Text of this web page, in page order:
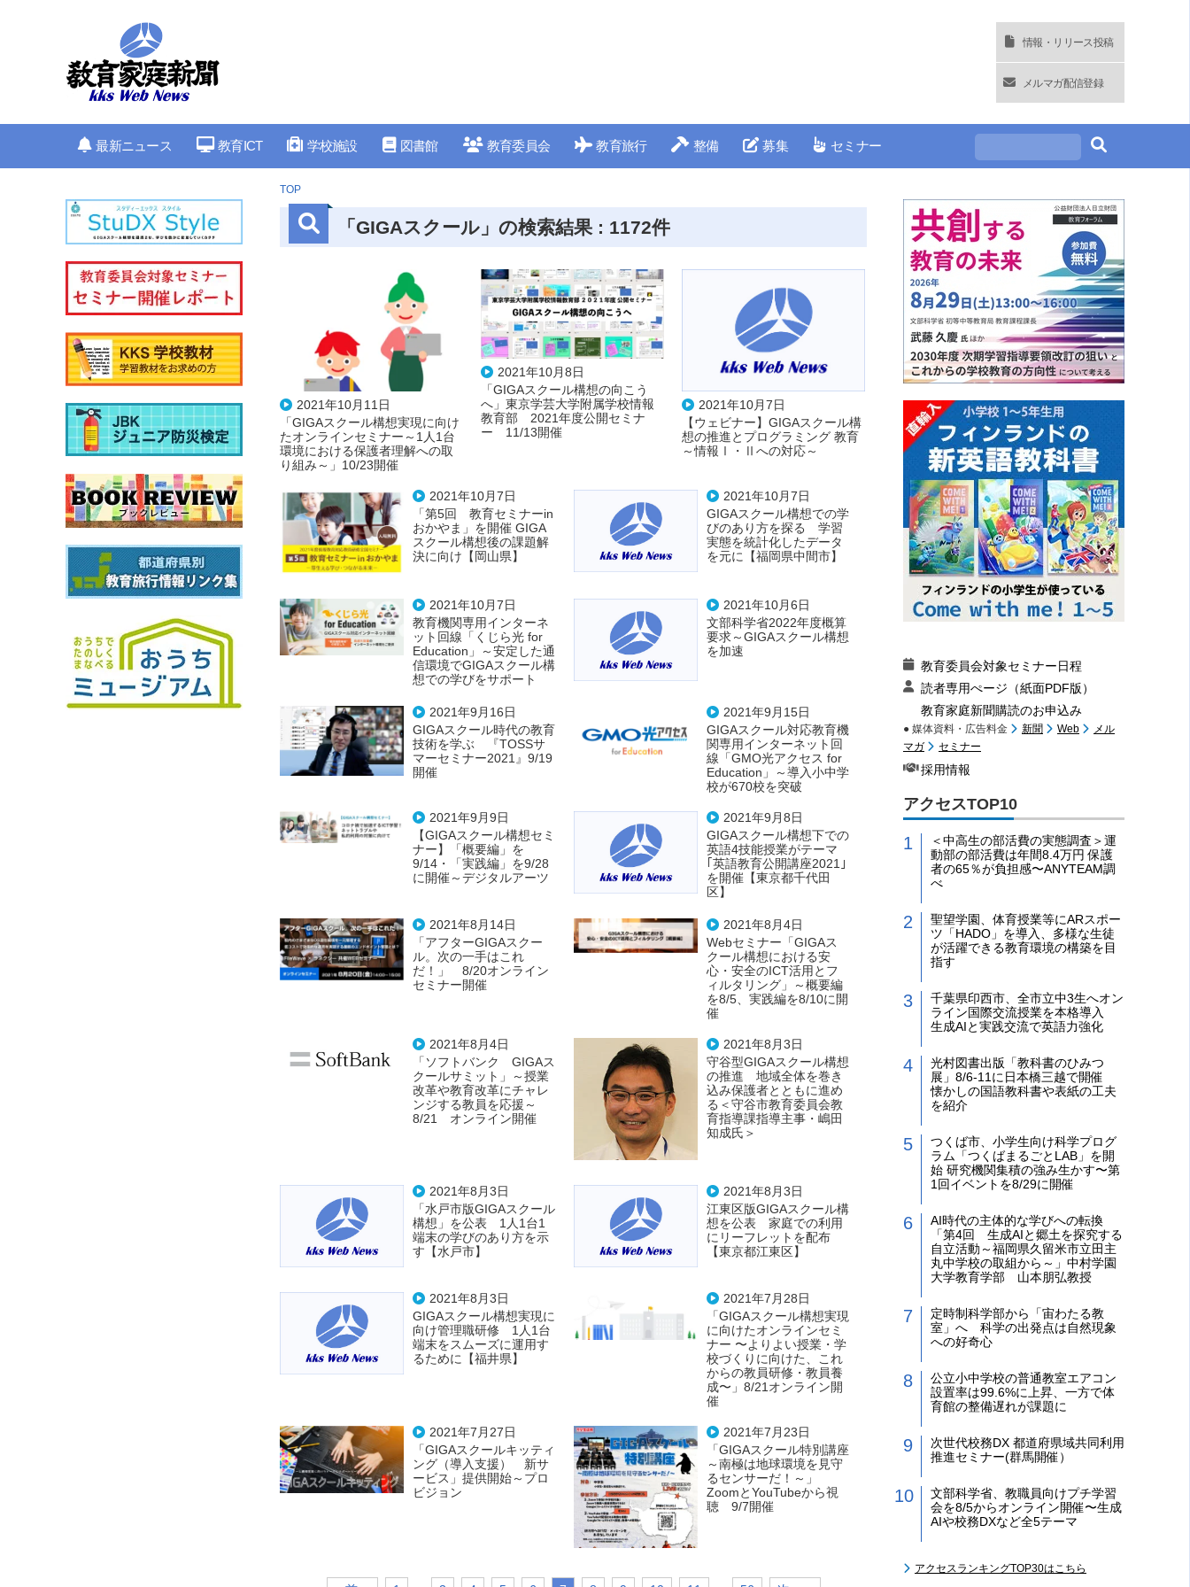
情報・リリース投稿
メルマガ配信登録
最新ニュース 教育ICT 学校施設 図書館 教育委員会 教育旅行 整備 募集 セミナー
TOP
「GIGAスクール」の検索結果 : 1172件
2021年10月11日
「GIGAスクール構想実現に向け
たオンラインセミナー～1人1台
環境における保護者理解への取
り組み～」10/23開催
2021年10月8日
「GIGAスクール構想の向こう
へ」東京学芸大学附属学校情報
教育部 2021年度公開セミナ
ー 11/13開催
2021年10月7日
【ウェビナー】GIGAスクール構
想の推進とプログラミング 教育
～情報Ⅰ・Ⅱへの対応～
2021年10月7日
「第5回 教育セミナーin
おかやま」を開催 GIGA
スクール構想後の課題解
決に向け【岡山県】
2021年10月7日
GIGAスクール構想での学
びのあり方を探る 学習
実態を統計化したデータ
を元に【福岡県中間市】
2021年10月7日
教育機関専用インターネ
ット回線「くじら光 for
Education」～安定した通
信環境でGIGAスクール構
想での学びをサポート
2021年10月6日
文部科学省2022年度概算
要求～GIGAスクール構想
を加速
2021年9月16日
GIGAスクール時代の教育
技術を学ぶ 『TOSSサ
マーセミナー2021』9/19
開催
2021年9月15日
GIGAスクール対応教育機
関専用インターネット回
線「GMO光アクセス for
Education」～導入小中学
校が670校を突破
2021年9月9日
【GIGAスクール構想セミ
ナー】「概要編」を
9/14・「実践編」を9/28
に開催～デジタルアーツ
2021年9月8日
GIGAスクール構想下での
英語4技能授業がテーマ
｢英語教育公開講座2021｣
を開催【東京都千代田
区】
2021年8月14日
「アフターGIGAスクー
ル。次の一手はこれ
だ！」 8/20オンライン
セミナー開催
2021年8月4日
Webセミナー「GIGAス
クール構想における安
心・安全のICT活用とフ
ィルタリング」～概要編
を8/5、実践編を8/10に開
催
2021年8月4日
「ソフトバンク GIGAス
クールサミット」～授業
改革や教育改革にチャレ
ンジする教員を応援～
8/21 オンライン開催
2021年8月3日
守谷型GIGAスクール構想
の推進 地域全体を巻き
込み保護者とともに進め
る＜守谷市教育委員会教
育指導課指導主事・嶋田
知成氏＞
2021年8月3日
「水戸市版GIGAスクール
構想」を公表 1人1台1
端末の学びのあり方を示
す【水戸市】
2021年8月3日
江東区版GIGAスクール構
想を公表 家庭での利用
にリーフレットを配布
【東京都江東区】
2021年8月3日
GIGAスクール構想実現に
向け管理職研修 1人1台
端末をスムーズに運用す
るために【福井県】
2021年7月28日
「GIGAスクール構想実現
に向けたオンラインセミ
ナー 〜よりよい授業・学
校づくりに向けた、これ
からの教員研修・教員養
成〜」8/21オンライン開
催
2021年7月27日
「GIGAスクールキッティ
ング（導入支援） 新サ
ービス」提供開始～プロ
ビジョン
2021年7月23日
「GIGAスクール特別講座
～南極は地球環境を見守
るセンサーだ！～」
ZoomとYouTubeから視
聴 9/7開催
教育委員会対象セミナー日程
読者専用ぺージ（紙面PDF版）
教育家庭新聞購読のお申込み
● 媒体資料・広告料金 新聞 Web
メル
マガ
セミナー
採用情報
アクセスTOP10
＜中高生の部活費の実態調査＞運
動部の部活費は年間8.4万円 保護
者の65％が負担感〜ANYTEAM調
べ
聖望学園、体育授業等にARスポー
ツ「HADO」を導入、多様な生徒
が活躍できる教育環境の構築を目
指す
千葉県印西市、全市立中3生へオン
ライン国際交流授業を本格導入
生成AIと実践交流で英語力強化
光村図書出版「教科書のひみつ
展」8/6-11に日本橋三越で開催
懐かしの国語教科書や表紙の工夫
を紹介
つくば市、小学生向け科学プログ
ラム「つくばまるごとLAB」を開
始 研究機関集積の強み生かす〜第
1回イベントを8/29に開催
AI時代の主体的な学びへの転換
「第4回 生成AIと郷土を探究する
自立活動～福岡県久留米市立田主
丸中学校の取組から～」中村学園
大学教育学部 山本朋弘教授
定時制科学部から「宙わたる教
室」へ 科学の出発点は自然現象
への好奇心
公立小中学校の普通教室エアコン
設置率は99.6%に上昇、一方で体
育館の整備遅れが課題に
次世代校務DX 都道府県域共同利用
推進セミナー(群馬開催）
文部科学省、教職員向けプチ学習
会を8/5からオンライン開催〜生成
AIや校務DXなど全5テーマ
アクセスランキングTOP30はこちら